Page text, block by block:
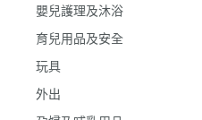
嬰兒護理及沐浴
育兒用品及安全
玩具
外出